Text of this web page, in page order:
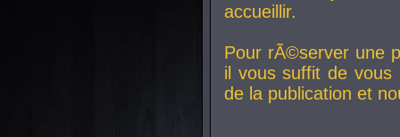
accueillir.
Pour rÃ©server une
il vous suffit de vous
de la publication et